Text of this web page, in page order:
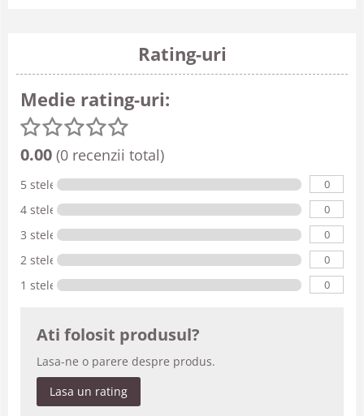
Rating-uri
Medie rating-uri:
0.00 (0 recenzii total)
5 stele 0
4 stele 0
3 stele 0
2 stele 0
1 stele 0
Ati folosit produsul?
Lasa-ne o parere despre produs.
Lasa un rating